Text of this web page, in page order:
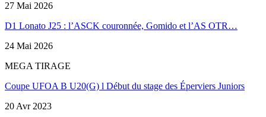
27 Mai 2026
D1 Lonato J25 : l’ASCK couronnée, Gomido et l’AS OTR…
24 Mai 2026
MEGA TIRAGE
Coupe UFOA B U20(G) l Début du stage des Éperviers Juniors
20 Avr 2023